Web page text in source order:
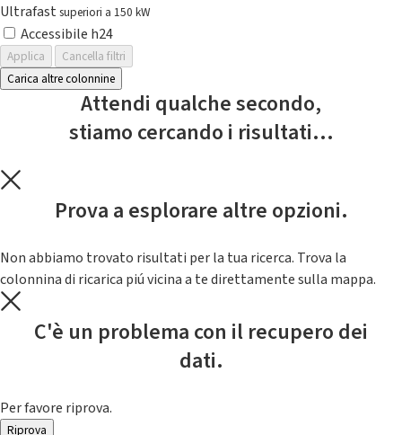
Ultrafast superiori a 150 kW
Accessibile h24
Applica
Cancella filtri
Carica altre colonnine
Attendi qualche secondo,
stiamo cercando i risultati...
Prova a esplorare altre opzioni.
Non abbiamo trovato risultati per la tua ricerca. Trova la
colonnina di ricarica piú vicina a te direttamente sulla mappa.
C'è un problema con il recupero dei
dati.
Per favore riprova.
Riprova